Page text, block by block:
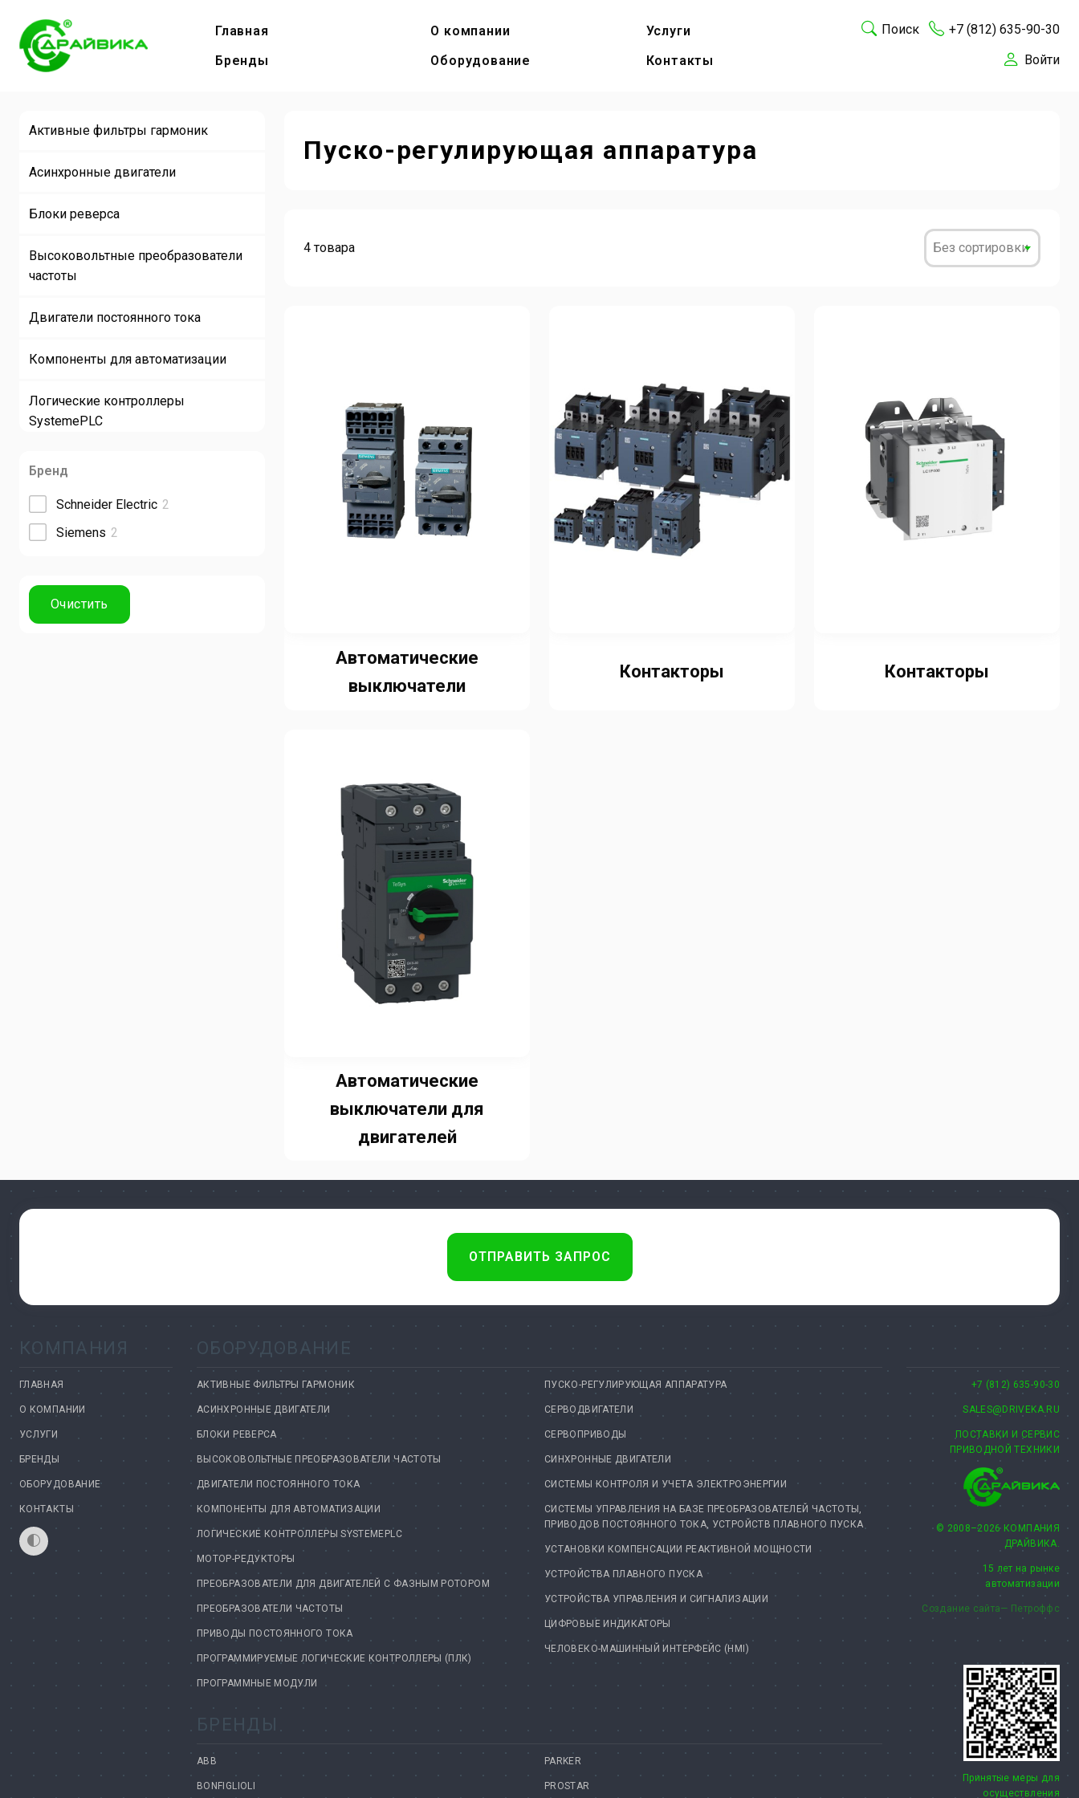
Главная О компании
Услуги
Бренды
Оборудование Контакты
Поиск +7 (812) 635-90-30
Войти
Активные фильтры гармоник
Асинхронные двигатели
Блоки реверса
Высоковольтные преобразователи
частоты
Двигатели постоянного тока
Компоненты для автоматизации
Логические контроллеры
SystemePLC
Мотор-редукторы
Преобразователи для двигателей с
фазным ротором
Приводы постоянного тока
Устройства управления и
сигнализации
Бренд
Schneider Electric 2
Siemens 2
Пуско-регулирующая аппаратура
4 товара Без сортировки
Автоматические
выключатели
Контакторы Контакторы
Автоматические
выключатели для
двигателей
ОТПРАВИТЬ ЗАПРОС
КОМПАНИЯ
ГЛАВНАЯ
О КОМПАНИИ
УСЛУГИ
БРЕНДЫ
ОБОРУДОВАНИЕ
КОНТАКТЫ
ОБОРУДОВАНИЕ
АКТИВНЫЕ ФИЛЬТРЫ ГАРМОНИК
АСИНХРОННЫЕ ДВИГАТЕЛИ
БЛОКИ РЕВЕРСА
ВЫСОКОВОЛЬТНЫЕ ПРЕОБРАЗОВАТЕЛИ ЧАСТОТЫ
ДВИГАТЕЛИ ПОСТОЯННОГО ТОКА
КОМПОНЕНТЫ ДЛЯ АВТОМАТИЗАЦИИ
ЛОГИЧЕСКИЕ КОНТРОЛЛЕРЫ SYSTEMEPLC
МОТОР-РЕДУКТОРЫ
ПРЕОБРАЗОВАТЕЛИ ДЛЯ ДВИГАТЕЛЕЙ С ФАЗНЫМ РОТОРОМ
ПРЕОБРАЗОВАТЕЛИ ЧАСТОТЫ
ПРИВОДЫ ПОСТОЯННОГО ТОКА
ПРОГРАММИРУЕМЫЕ ЛОГИЧЕСКИЕ КОНТРОЛЛЕРЫ (ПЛК)
ПРОГРАММНЫЕ МОДУЛИ
ПУСКО-РЕГУЛИРУЮЩАЯ АППАРАТУРА
СЕРВОДВИГАТЕЛИ
СЕРВОПРИВОДЫ
СИНХРОННЫЕ ДВИГАТЕЛИ
СИСТЕМЫ КОНТРОЛЯ И УЧЕТА ЭЛЕКТРОЭНЕРГИИ
СИСТЕМЫ УПРАВЛЕНИЯ НА БАЗЕ ПРЕОБРАЗОВАТЕЛЕЙ ЧАСТОТЫ,
ПРИВОДОВ ПОСТОЯННОГО ТОКА, УСТРОЙСТВ ПЛАВНОГО ПУСКА
УСТАНОВКИ КОМПЕНСАЦИИ РЕАКТИВНОЙ МОЩНОСТИ
УСТРОЙСТВА ПЛАВНОГО ПУСКА
УСТРОЙСТВА УПРАВЛЕНИЯ И СИГНАЛИЗАЦИИ
ЦИФРОВЫЕ ИНДИКАТОРЫ
ЧЕЛОВЕКО-МАШИННЫЙ ИНТЕРФЕЙС (HMI)
БРЕНДЫ
ABB
BONFIGLIOLI
PARKER
PROSTAR
+7 (812) 635-90-30
SALES@DRIVEKA.RU
ПОСТАВКИ И СЕРВИС
ПРИВОДНОЙ ТЕХНИКИ
© 2008–2026 КОМПАНИЯ
ДРАЙВИКА.
15 лет на рынке
автоматизации
Создание сайта— Петроффс
Принятые меры для
осуществления